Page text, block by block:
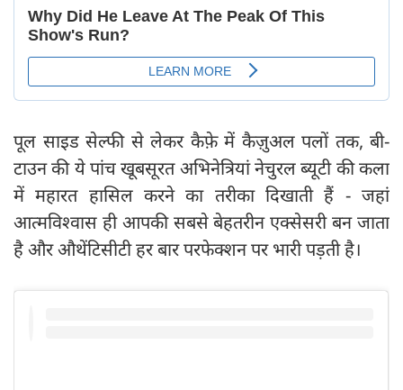
पूल साइड सेल्फी से लेकर कैफ़े में कैज़ुअल पलों तक, बी-
टाउन की ये पांच खूबसूरत अभिनेत्रियां नेचुरल ब्यूटी की कला
में महारत हासिल करने का तरीका दिखाती हैं - जहां
आत्मविश्वास ही आपकी सबसे बेहतरीन एक्सेसरी बन जाता
है और औथेंटिसीटी हर बार परफेक्शन पर भारी पड़ती है।